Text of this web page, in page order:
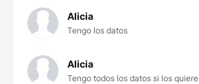
Alicia
Tengo los datos
Alicia
Tengo todos los datos si los quiere